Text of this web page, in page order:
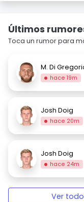
Últimos
Toca un rumor para
M. Di
hace 19m
Josh Doig
hace 20m
Josh Doig
hace 24m
Ver